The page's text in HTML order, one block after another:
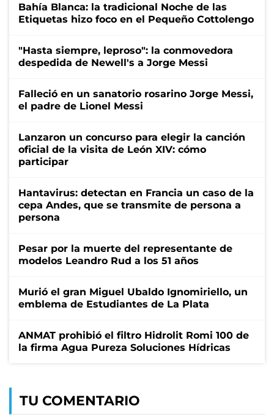
Bahía Blanca: la tradicional Noche de las
Etiquetas hizo foco en el Pequeño Cottolengo
"Hasta siempre, leproso": la conmovedora
despedida de Newell's a Jorge Messi
Falleció en un sanatorio rosarino Jorge Messi,
el padre de Lionel Messi
Lanzaron un concurso para elegir la canción
oficial de la visita de León XIV: cómo
participar
Hantavirus: detectan en Francia un caso de la
cepa Andes, que se transmite de persona a
persona
Pesar por la muerte del representante de
modelos Leandro Rud a los 51 años
Murió el gran Miguel Ubaldo Ignomiriello, un
emblema de Estudiantes de La Plata
ANMAT prohibió el filtro Hidrolit Romi 100 de
la firma Agua Pureza Soluciones Hídricas
TU COMENTARIO